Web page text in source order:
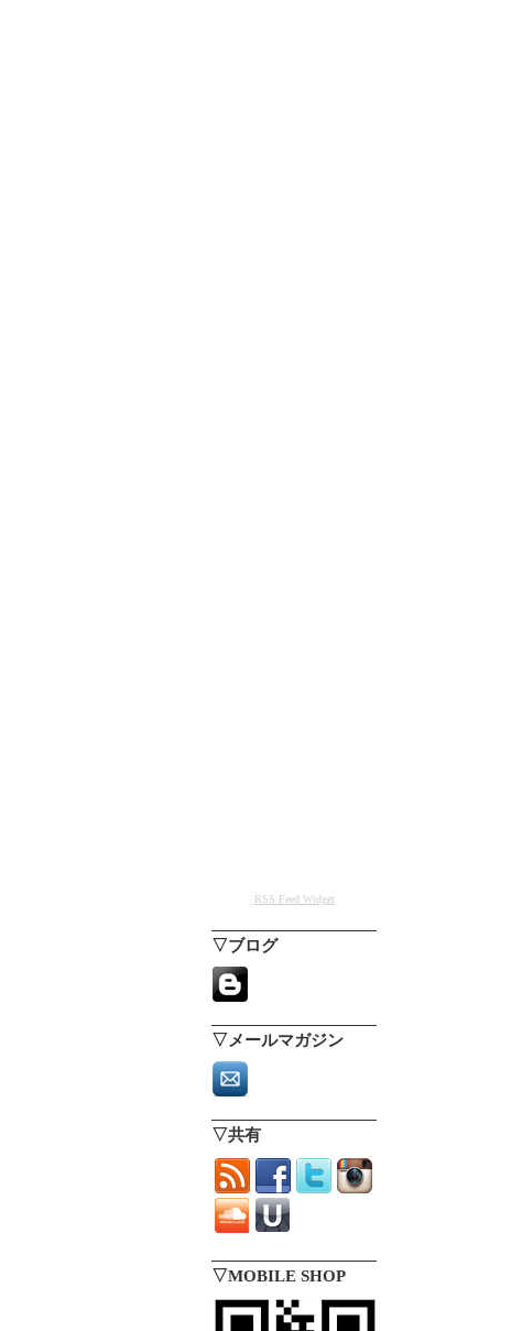
RSS Feed Widget
▽ブログ
▽メールマガジン
▽共有
▽MOBILE SHOP